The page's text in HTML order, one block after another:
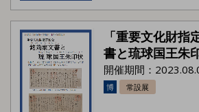
「重要文化財
書と琉球国王朱
開催期間：
博 常設展